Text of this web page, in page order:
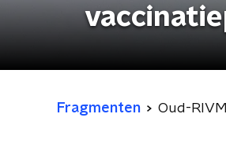
Fragmenten Oud-